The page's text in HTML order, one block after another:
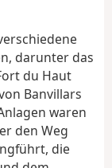
t
n
darunter das
du Haut
Banvillars
waren
den Weg
die